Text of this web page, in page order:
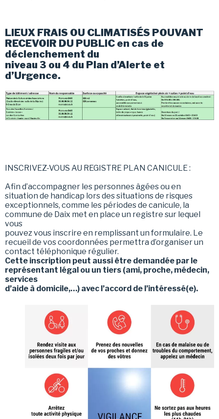
LIEUX FRAIS OU CLIMATISÉS POUVANT
RECEVOIR DU PUBLIC en cas de
déclenchement du
niveau 3 ou 4 du Plan d’Alerte et
d’Urgence.
INSCRIVEZ-VOUS AU REGISTRE PLAN CANICULE :
Afin d’accompagner les personnes âgées ou en
situation de handicap lors des situations de risques
exceptionnels, comme les périodes de canicule, la
commune de Daix met en place un registre sur lequel
vous
pouvez vous inscrire en remplissant un formulaire. Le
recueil de vos coordonnées permettra d’organiser un
contact téléphonique régulier.
Cette inscription peut aussi être demandée par le
représentant légal ou un tiers (ami, proche, médecin,
services
d’aide à domicile,…) avec l’accord de l’intéressé(e).